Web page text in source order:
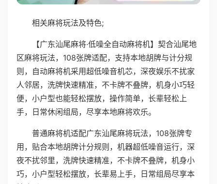
相关麻将玩法及特色;
【广东汕尾麻将·低噪全自动麻将机】契合汕尾地
区麻将玩法，108张牌适配，支持本地胡牌与计分规
则，自动麻将机采用超低噪音机芯，深夜娱乐不扰家
人邻居，洗牌快速精准，不卡牌不叠牌，机身小巧轻
便，小户型也能轻松摆放，操作简单，长辈轻松上
手，日常休闲组局，尽享本地麻将欢乐。
普通麻将机适配广东汕尾麻将玩法，108张牌专
用，贴合本地胡牌计分规则，机器超低噪音运行，深
夜不扰邻里，洗牌快速精准，不卡牌不叠牌，机身小
巧，小户型轻松摆放，长辈易上手，日常组局尽享本